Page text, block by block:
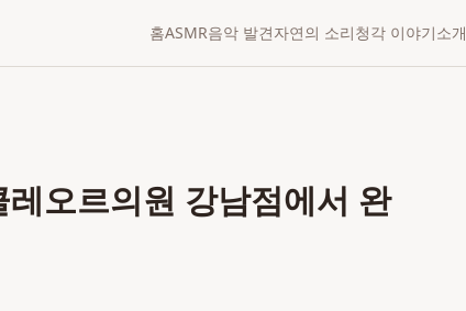
홈ASMR음악 발견자연의 소리청각 이야기소개
오르의원 강남점에서 완